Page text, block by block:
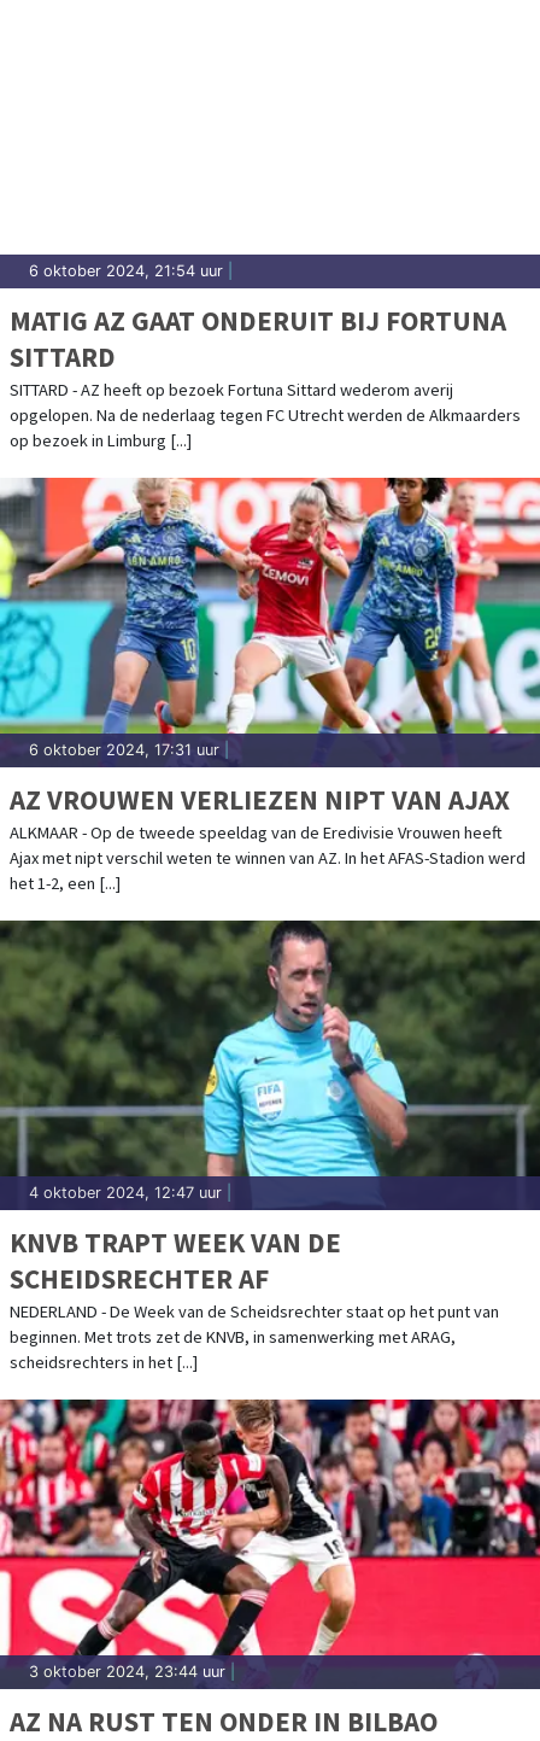
6 oktober 2024, 21:54 uur
MATIG AZ GAAT ONDERUIT BIJ FORTUNA
SITTARD
SITTARD - AZ heeft op bezoek Fortuna Sittard wederom averij
opgelopen. Na de nederlaag tegen FC Utrecht werden de Alkmaarders
op bezoek in Limburg [...]
6 oktober 2024, 17:31 uur
AZ VROUWEN VERLIEZEN NIPT VAN AJAX
ALKMAAR - Op de tweede speeldag van de Eredivisie Vrouwen heeft
Ajax met nipt verschil weten te winnen van AZ. In het AFAS-Stadion werd
het 1-2, een [...]
4 oktober 2024, 12:47 uur
KNVB TRAPT WEEK VAN DE
SCHEIDSRECHTER AF
NEDERLAND - De Week van de Scheidsrechter staat op het punt van
beginnen. Met trots zet de KNVB, in samenwerking met ARAG,
scheidsrechters in het [...]
3 oktober 2024, 23:44 uur
AZ NA RUST TEN ONDER IN BILBAO